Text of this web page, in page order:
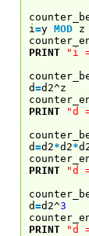
i =y MOD z
PRINT
"i
d=d2^z
PRINT
"d
d=d2*d2*
PRINT
"d
d=d2^3
PRINT
"d